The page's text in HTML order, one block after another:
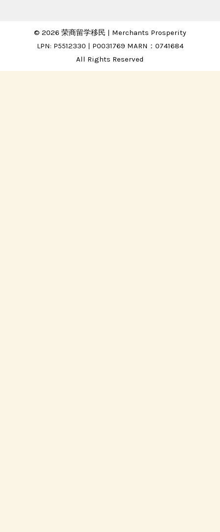
© 2026 荣商留学移民 | Merchants Prosperity
LPN: P5512330 | P0031769 MARN：0741684
All Rights Reserved